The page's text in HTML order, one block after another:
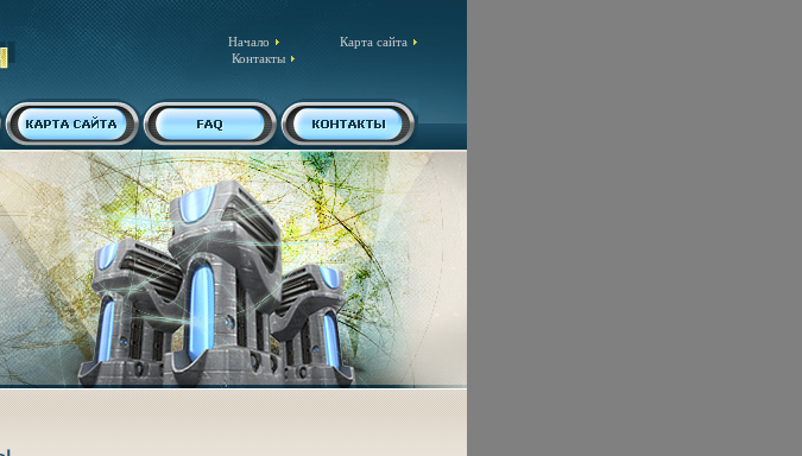
Начало
Карта сайта
Контакты